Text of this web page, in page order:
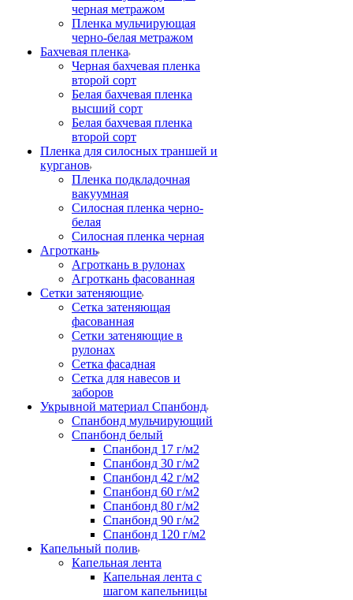
черная метражом
Пленка мульчирующая
черно-белая метражом
Бахчевая пленка
Черная бахчевая пленка
второй сорт
Белая бахчевая пленка
высший сорт
Белая бахчевая пленка
второй сорт
Пленка для силосных траншей и
курганов
Пленка подкладочная
вакуумная
Силосная пленка черно-
белая
Силосная пленка черная
Агроткань
Агроткань в рулонах
Агроткань фасованная
Сетки затеняющие
Сетка затеняющая
фасованная
Сетки затеняющие в
рулонах
Сетка фасадная
Сетка для навесов и
заборов
Укрывной материал Спанбонд
Спанбонд мульчирующий
Спанбонд белый
Спанбонд 17 г/м2
Спанбонд 30 г/м2
Спанбонд 42 г/м2
Спанбонд 60 г/м2
Спанбонд 80 г/м2
Спанбонд 90 г/м2
Спанбонд 120 г/м2
Капельный полив
Капельная лента
Капельная лента с
шагом капельницы